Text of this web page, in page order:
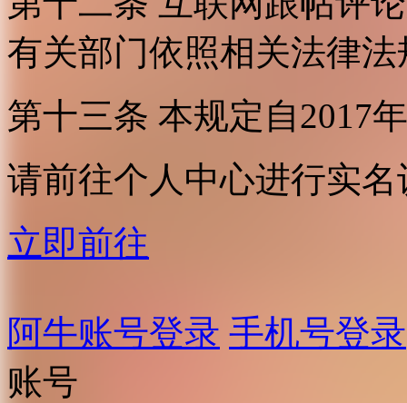
有关部门依照相关法律
第十三条 本规定自2017
请前往个人中心进行实名
立即前往
阿牛账号登录 手机号登录
账号